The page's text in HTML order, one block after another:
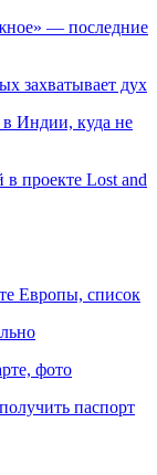
— последние
захватывает дух
Индии, куда не
проекте Lost and
Европы, список
фото
паспорт